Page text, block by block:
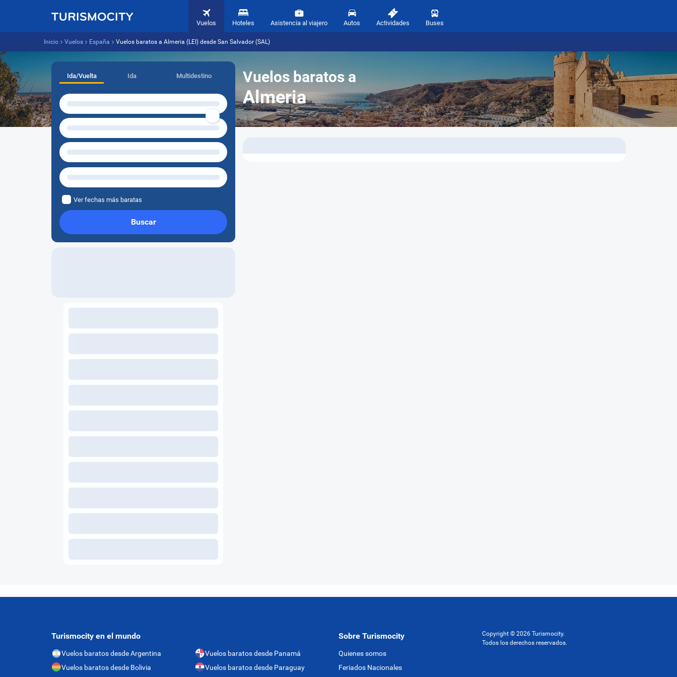
Vuelos Hoteles Asistencia al viajero Autos Actividades Buses
Inicio Vuelos España Vuelos baratos a Almeria (LEI) desde San Salvador (SAL)
Vuelos baratos a
Almeria
Ida/Vuelta Ida Multidestino
Ver fechas más baratas
Buscar
Turismocity en el mundo
Vuelos baratos desde Argentina
Vuelos baratos desde Bolivia
Vuelos baratos desde Panamá
Vuelos baratos desde Paraguay
Sobre Turismocity
Quienes somos
Feriados Nacionales
Copyright © 2026 Turismocity.
Todos los derechos reservados.